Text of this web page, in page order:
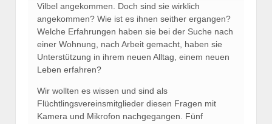
Vilbel angekommen. Doch sind sie wirklich
angekommen? Wie ist es ihnen seither ergangen?
Welche Erfahrungen haben sie bei der Suche nach
einer Wohnung, nach Arbeit gemacht, haben sie
Unterstützung in ihrem neuen Alltag, einem neuen
Leben erfahren?
Wir wollten es wissen und sind als
Flüchtlingsvereinsmitglieder diesen Fragen mit
Kamera und Mikrofon nachgegangen. Fünf